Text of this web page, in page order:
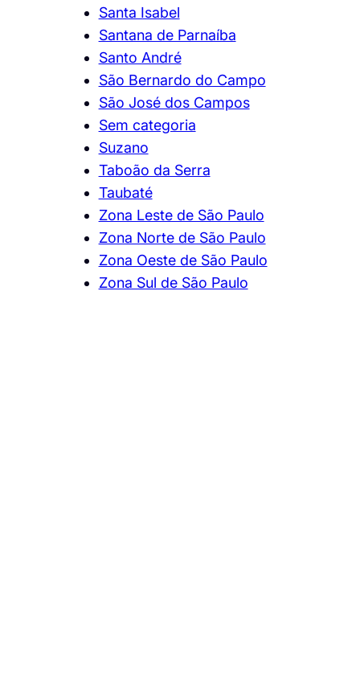
Santa Isabel
Santana de Parnaíba
Santo André
São Bernardo do Campo
São José dos Campos
Sem categoria
Suzano
Taboão da Serra
Taubaté
Zona Leste de São Paulo
Zona Norte de São Paulo
Zona Oeste de São Paulo
Zona Sul de São Paulo